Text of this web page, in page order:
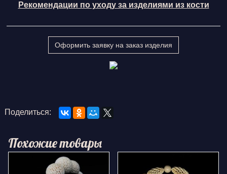
Рекомендации по уходу за изделиями из кости
Оформить заявку на заказ изделия
Поделиться:
Похожие товары